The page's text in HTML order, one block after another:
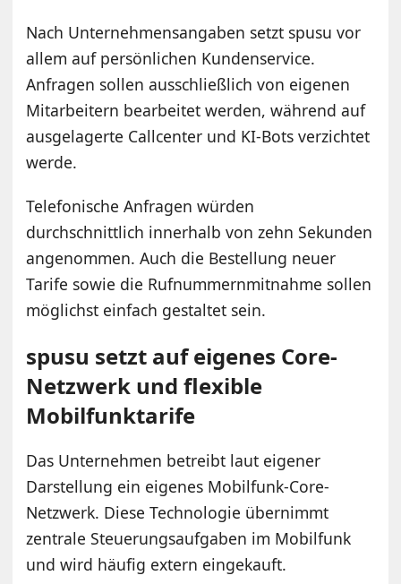
Nach Unternehmensangaben setzt spusu vor
allem auf persönlichen Kundenservice.
Anfragen sollen ausschließlich von eigenen
Mitarbeitern bearbeitet werden, während auf
ausgelagerte Callcenter und KI-Bots verzichtet
werde.
Telefonische Anfragen würden
durchschnittlich innerhalb von zehn Sekunden
angenommen. Auch die Bestellung neuer
Tarife sowie die Rufnummernmitnahme sollen
möglichst einfach gestaltet sein.
spusu setzt auf eigenes Core-
Netzwerk und flexible
Mobilfunktarife
Das Unternehmen betreibt laut eigener
Darstellung ein eigenes Mobilfunk-Core-
Netzwerk. Diese Technologie übernimmt
zentrale Steuerungsaufgaben im Mobilfunk
und wird häufig extern eingekauft.